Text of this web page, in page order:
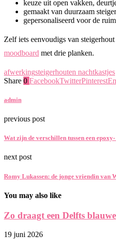
keuze uit open vakken,
gemaakt van duurzaam
gepersonaliseerd voor de
Zelf iets eenvoudigs van
moodboard met drie planken.
afwerkingsteigerhouten nachtkastjes
Share 0 FacebookTwitterPinterest
admin
previous post
Wat zijn de verschillen tussen een
next post
Romy Lukassen: de jonge vriendin van
You may also like
Zo draagt een Delfts
19 juni 2026